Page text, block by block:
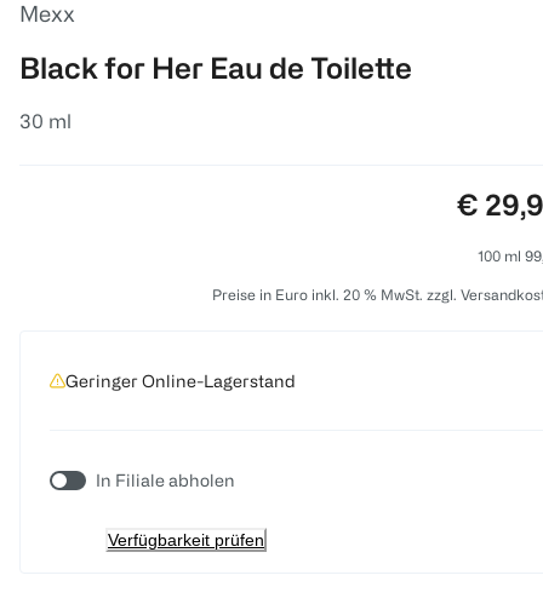
Mexx
Black for Her Eau de Toilette
30 ml
Preis:
€
100 ml
Preise in Euro inkl. 20 % MwSt. zzgl.
Geringer Online-Lagerstand
In Filiale abholen
Verfügbarkeit prüfen